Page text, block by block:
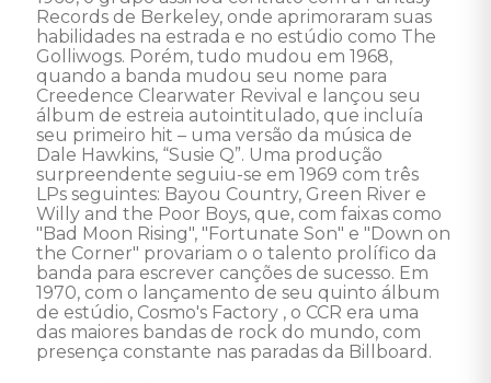
Records de Berkeley, onde aprimoraram suas
habilidades na estrada e no estúdio como The
Golliwogs. Porém, tudo mudou em 1968,
quando a banda mudou seu nome para
Creedence Clearwater Revival e lançou seu
álbum de estreia autointitulado, que incluía
seu primeiro hit – uma versão da música de
Dale Hawkins, “Susie Q”. Uma produção
surpreendente seguiu-se em 1969 com três
LPs seguintes: Bayou Country, Green River e
Willy and the Poor Boys, que, com faixas como
"Bad Moon Rising", "Fortunate Son" e "Down on
the Corner" provariam o o talento prolífico da
banda para escrever canções de sucesso. Em
1970, com o lançamento de seu quinto álbum
de estúdio, Cosmo's Factory , o CCR era uma
das maiores bandas de rock do mundo, com
presença constante nas paradas da Billboard.